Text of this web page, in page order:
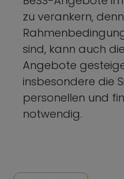
zu verankern,
sind, kann auch
Angebote
insbesondere die
personellen und
notwendig.